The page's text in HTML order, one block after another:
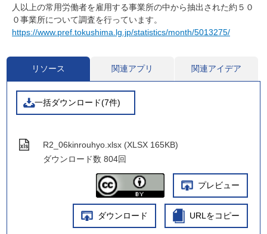
人以上の常用労働者を雇用する事業所の中から抽出された約５０
０事業所について調査を行っています。
https://www.pref.tokushima.lg.jp/statistics/month/5013275/
リソース 関連アプリ 関連アイデア
一括ダウンロード(7件)
R2_06kinrouhyo.xlsx (XLSX 165KB)
ダウンロード数 804回
プレビュー
ダウンロード URLをコピー